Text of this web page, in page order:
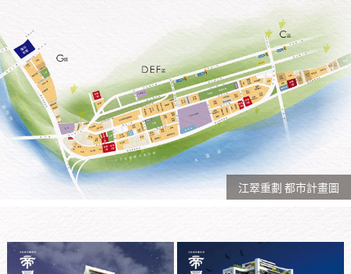
江翠重劃 都市計畫圖